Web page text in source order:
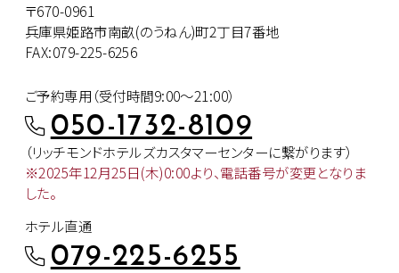
〒670-0961
兵庫県姫路市南畝(のうねん)町2丁目7番地
FAX:079-225-6256
ご予約専用（受付時間9:00～21:00）
050-1732-8109
（リッチモンドホテルズカスタマーセンターに繋がります）
※2025年12月25日(木)0:00より、電話番号が変更となりま
した。
ホテル直通
079-225-6255